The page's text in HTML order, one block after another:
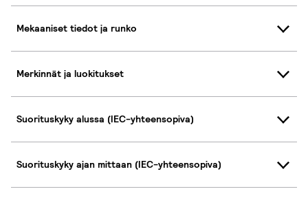
Mekaaniset tiedot ja runko
Merkinnät ja luokitukset
Suorituskyky alussa (IEC-yhteensopiva)
Suorituskyky ajan mittaan (IEC-yhteensopiva)